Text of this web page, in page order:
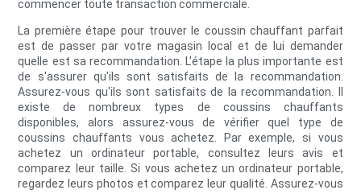
commencer toute transaction commerciale.
La première étape pour trouver le coussin chauffant parfait
est de passer par votre magasin local et de lui demander
quelle est sa recommandation. L'étape la plus importante est
de s'assurer qu'ils sont satisfaits de la recommandation.
Assurez-vous qu'ils sont satisfaits de la recommandation. Il
existe de nombreux types de coussins chauffants
disponibles, alors assurez-vous de vérifier quel type de
coussins chauffants vous achetez. Par exemple, si vous
achetez un ordinateur portable, consultez leurs avis et
comparez leur taille. Si vous achetez un ordinateur portable,
regardez leurs photos et comparez leur qualité. Assurez-vous